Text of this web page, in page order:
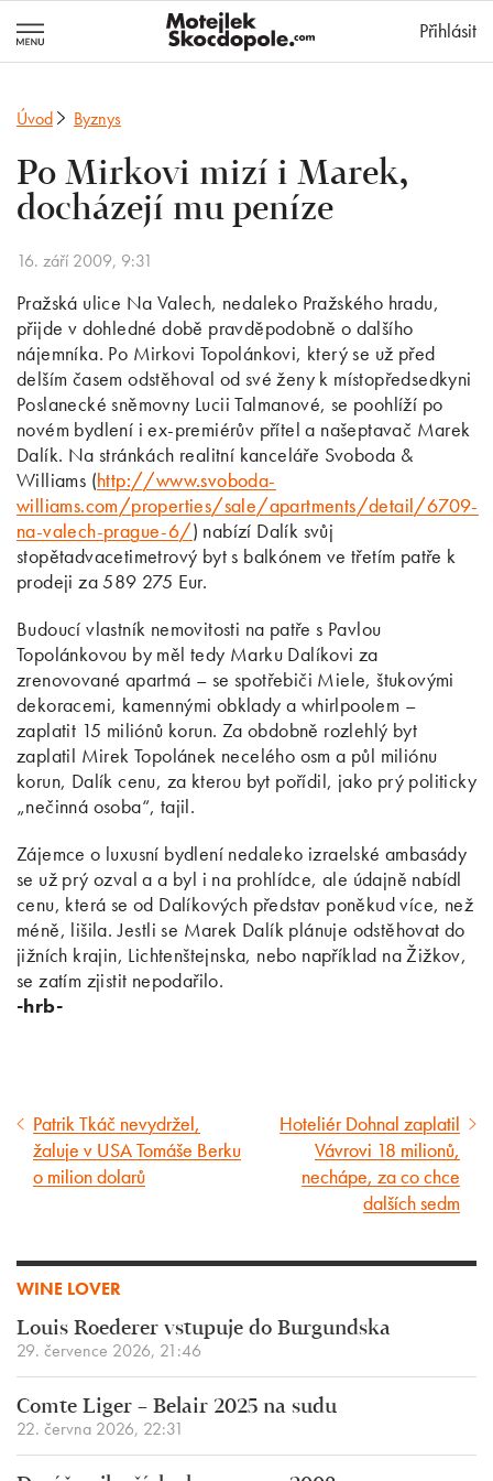
Přihlásit
Úvod Byznys
Po Mirkovi mizí i Marek,
docházejí mu peníze
16. září 2009, 9:31
Pražská ulice Na Valech, nedaleko Pražského hradu,
přijde v dohledné době pravděpodobně o dalšího
nájemníka. Po Mirkovi Topolánkovi, který se už před
delším časem odstěhoval od své ženy k místopředsedkyni
Poslanecké sněmovny Lucii Talmanové, se poohlíží po
novém bydlení i ex-premiérův přítel a našeptavač Marek
Dalík. Na stránkách realitní kanceláře Svoboda &
Williams (http://www.svoboda-
williams.com/properties/sale/apartments/detail/6709-
na-valech-prague-6/) nabízí Dalík svůj
stopětadvacetimetrový byt s balkónem ve třetím patře k
prodeji za 589 275 Eur.
Budoucí vlastník nemovitosti na patře s Pavlou
Topolánkovou by měl tedy Marku Dalíkovi za
zrenovované apartmá – se spotřebiči Miele, štukovými
dekoracemi, kamennými obklady a whirlpoolem –
zaplatit 15 miliónů korun. Za obdobně rozlehlý byt
zaplatil Mirek Topolánek necelého osm a půl miliónu
korun, Dalík cenu, za kterou byt pořídil, jako prý politicky
„nečinná osoba“, tajil.
Zájemce o luxusní bydlení nedaleko izraelské ambasády
se už prý ozval a a byl i na prohlídce, ale údajně nabídl
cenu, která se od Dalíkových představ poněkud více, než
méně, lišila. Jestli se Marek Dalík plánuje odstěhovat do
jižních krajin, Lichtenštejnska, nebo například na Žižkov,
se zatím zjistit nepodařilo.
-hrb-
Předcházející
článek
Patrik Tkáč nevydržel,
žaluje v USA Tomáše Berku
o milion dolarů
Následující
článek
Hoteliér Dohnal zaplatil
Vávrovi 18 milionů,
nechápe, za co chce
dalších sedm
WINE LOVER
Louis Roederer vstupuje do Burgundska
29. července 2026, 21:46
Comte Liger – Belair 2025 na sudu
22. června 2026, 22:31